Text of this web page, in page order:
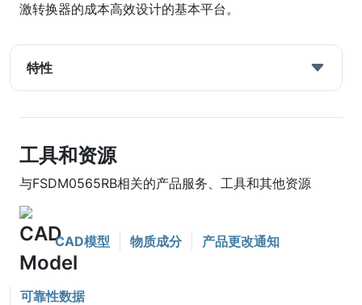
激转换器的成本高效设计的基本平台。
特性
工具和资源
与FSDM0565RB相关的产品服务、工具和其他资源
CAD模型 物质成分 产品更改通知
可靠性数据